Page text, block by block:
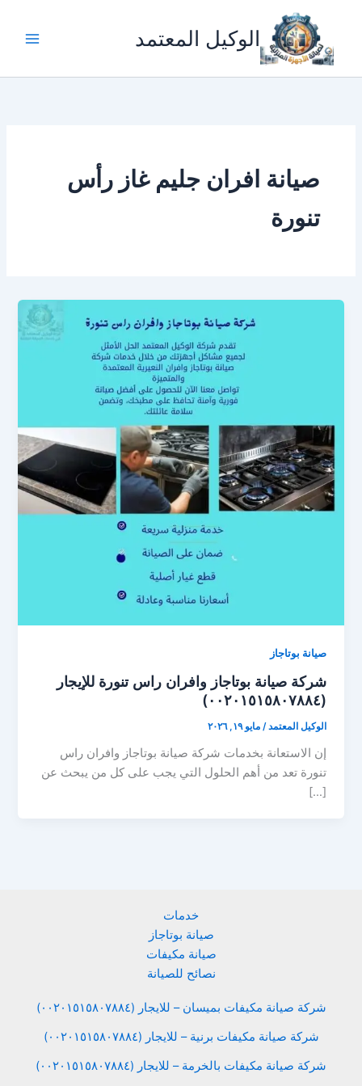
المحتوى
الوكيل المعتمد
صيانة افران جليم غاز رأس
تنورة
صيانة بوتاجاز
شركة صيانة بوتاجاز وافران راس تنورة للإيجار
(٠٠٢٠١٥١٥٨٠٧٨٨٤)
الوكيل المعتمد/مايو ١٩, ٢٠٢٦
إن الاستعانة بخدمات شركة صيانة بوتاجاز وافران راس
تنورة تعد من أهم الحلول التي يجب على كل من يبحث عن
[…]
خدمات
صيانة بوتاجاز
صيانة مكيفات
نصائح للصيانة
شركة صيانة مكيفات بميسان – للايجار (٠٠٢٠١٥١٥٨٠٧٨٨٤)
شركة صيانة مكيفات برنية – للايجار (٠٠٢٠١٥١٥٨٠٧٨٨٤)
شركة صيانة مكيفات بالخرمة – للايجار (٠٠٢٠١٥١٥٨٠٧٨٨٤)